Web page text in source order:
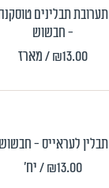
תערובת תבלינים
- חבשוש
₪13.00/ מארז
תבלין לעראייס - חבשוש
₪13.00/ יח'